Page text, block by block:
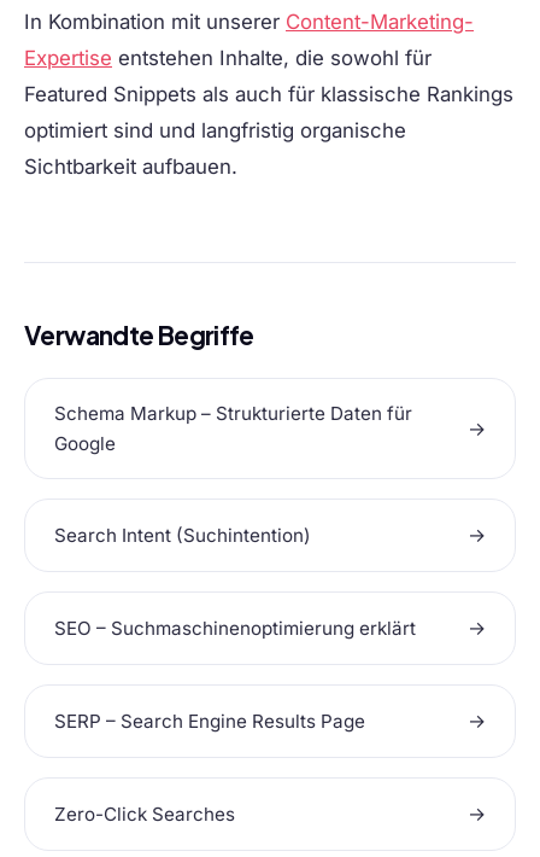
In Kombination mit unserer Content-Marketing-
Expertise entstehen Inhalte, die sowohl für
Featured Snippets als auch für klassische Rankings
optimiert sind und langfristig organische
Sichtbarkeit aufbauen.
Verwandte Begriffe
Schema Markup – Strukturierte Daten für
Google
→
Search Intent (Suchintention) →
SEO – Suchmaschinenoptimierung erklärt →
SERP – Search Engine Results Page →
Zero-Click Searches →